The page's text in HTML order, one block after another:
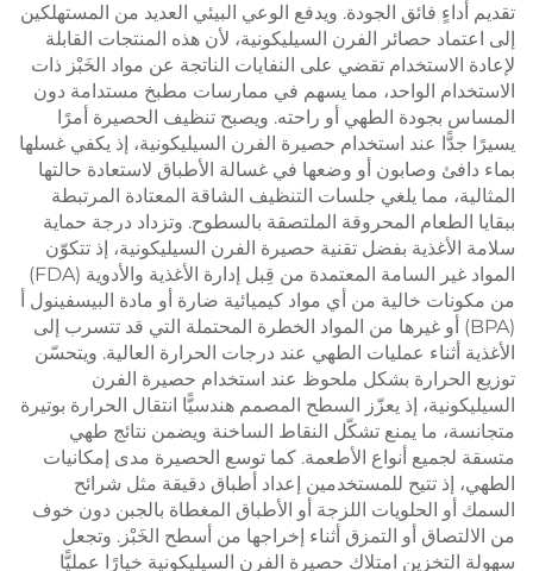
تقديم أداءٍ فائق الجودة. ويدفع الوعي البيئي العديد من المستهلكين
إلى اعتماد حصائر الفرن السيليكونية، لأن هذه المنتجات القابلة
لإعادة الاستخدام تقضي على النفايات الناتجة عن مواد الخَبْز ذات
الاستخدام الواحد، مما يسهم في ممارسات مطبخ مستدامة دون
المساس بجودة الطهي أو راحته. ويصبح تنظيف الحصيرة أمرًا
يسيرًا جدًّا عند استخدام حصيرة الفرن السيليكونية، إذ يكفي غسلها
بماء دافئ وصابون أو وضعها في غسالة الأطباق لاستعادة حالتها
المثالية، مما يلغي جلسات التنظيف الشاقة المعتادة المرتبطة
ببقايا الطعام المحروقة الملتصقة بالسطوح. وتزداد درجة حماية
سلامة الأغذية بفضل تقنية حصيرة الفرن السيليكونية، إذ تتكوّن
المواد غير السامة المعتمدة من قِبل إدارة الأغذية والأدوية (FDA)
من مكونات خالية من أي مواد كيميائية ضارة أو مادة البيسفينول أ
(BPA) أو غيرها من المواد الخطرة المحتملة التي قد تتسرب إلى
الأغذية أثناء عمليات الطهي عند درجات الحرارة العالية. ويتحسّن
توزيع الحرارة بشكل ملحوظ عند استخدام حصيرة الفرن
السيليكونية، إذ يعزّز السطح المصمم هندسيًّا انتقال الحرارة بوتيرة
متجانسة، ما يمنع تشكّل النقاط الساخنة ويضمن نتائج طهي
متسقة لجميع أنواع الأطعمة. كما توسع الحصيرة مدى إمكانيات
الطهي، إذ تتيح للمستخدمين إعداد أطباق دقيقة مثل شرائح
السمك أو الحلويات اللزجة أو الأطباق المغطاة بالجبن دون خوف
من الالتصاق أو التمزق أثناء إخراجها من أسطح الخَبْز. وتجعل
سهولة التخزين امتلاك حصيرة الفرن السيليكونية خيارًا عمليًّا